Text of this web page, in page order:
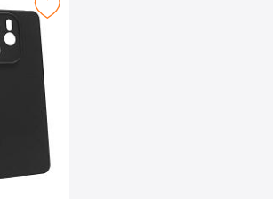
Redmi Note 14 4G som favoritt